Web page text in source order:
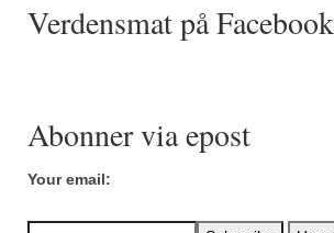
Tapaskrydder
Verdensmat på
Abonner via epost
Your email: